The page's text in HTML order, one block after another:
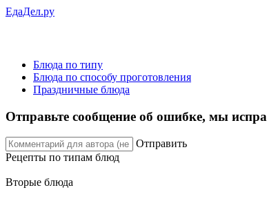
ЕдаДел.ру
Блюда по типу
Блюда по способу проготовления
Праздничные блюда
Отправьте сообщение об ошибке, мы
Отправить
Рецепты по типам блюд
Вторые блюда